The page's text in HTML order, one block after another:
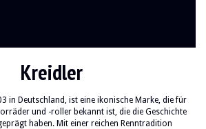
Kreidler
in Deutschland, ist eine ikonische Marke, die für
und -roller bekannt ist, die die Geschichte
haben. Mit einer reichen Renntradition